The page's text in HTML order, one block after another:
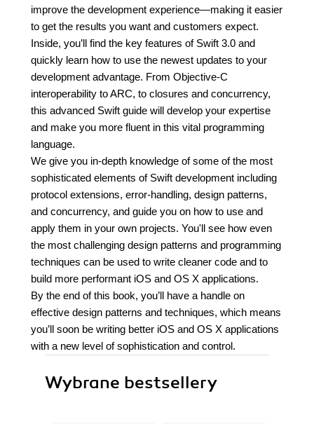
improve the development experience—making it easier
to get the results you want and customers expect.
Inside, you’ll find the key features of Swift 3.0 and
quickly learn how to use the newest updates to your
development advantage. From Objective-C
interoperability to ARC, to closures and concurrency,
this advanced Swift guide will develop your expertise
and make you more fluent in this vital programming
language.
We give you in-depth knowledge of some of the most
sophisticated elements of Swift development including
protocol extensions, error-handling, design patterns,
and concurrency, and guide you on how to use and
apply them in your own projects. You'll see how even
the most challenging design patterns and programming
techniques can be used to write cleaner code and to
build more performant iOS and OS X applications.
By the end of this book, you’ll have a handle on
effective design patterns and techniques, which means
you’ll soon be writing better iOS and OS X applications
with a new level of sophistication and control.
Wybrane bestsellery